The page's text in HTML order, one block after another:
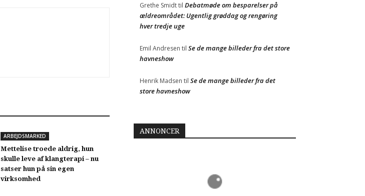
ARBEJDSMARKED
Mettelise troede aldrig, hun
skulle leve af klangterapi – nu
satser hun på sin egen
virksomhed
Grethe Smidttil Debatmøde om besparelser på
ældreområdet: Ugentlig grøddag og rengøring
hver tredje uge
Emil Andresen til Se de mange billeder fra det store
havneshow
Henrik Madsen til Se de mange billeder fra det
store havneshow
ANNONCER